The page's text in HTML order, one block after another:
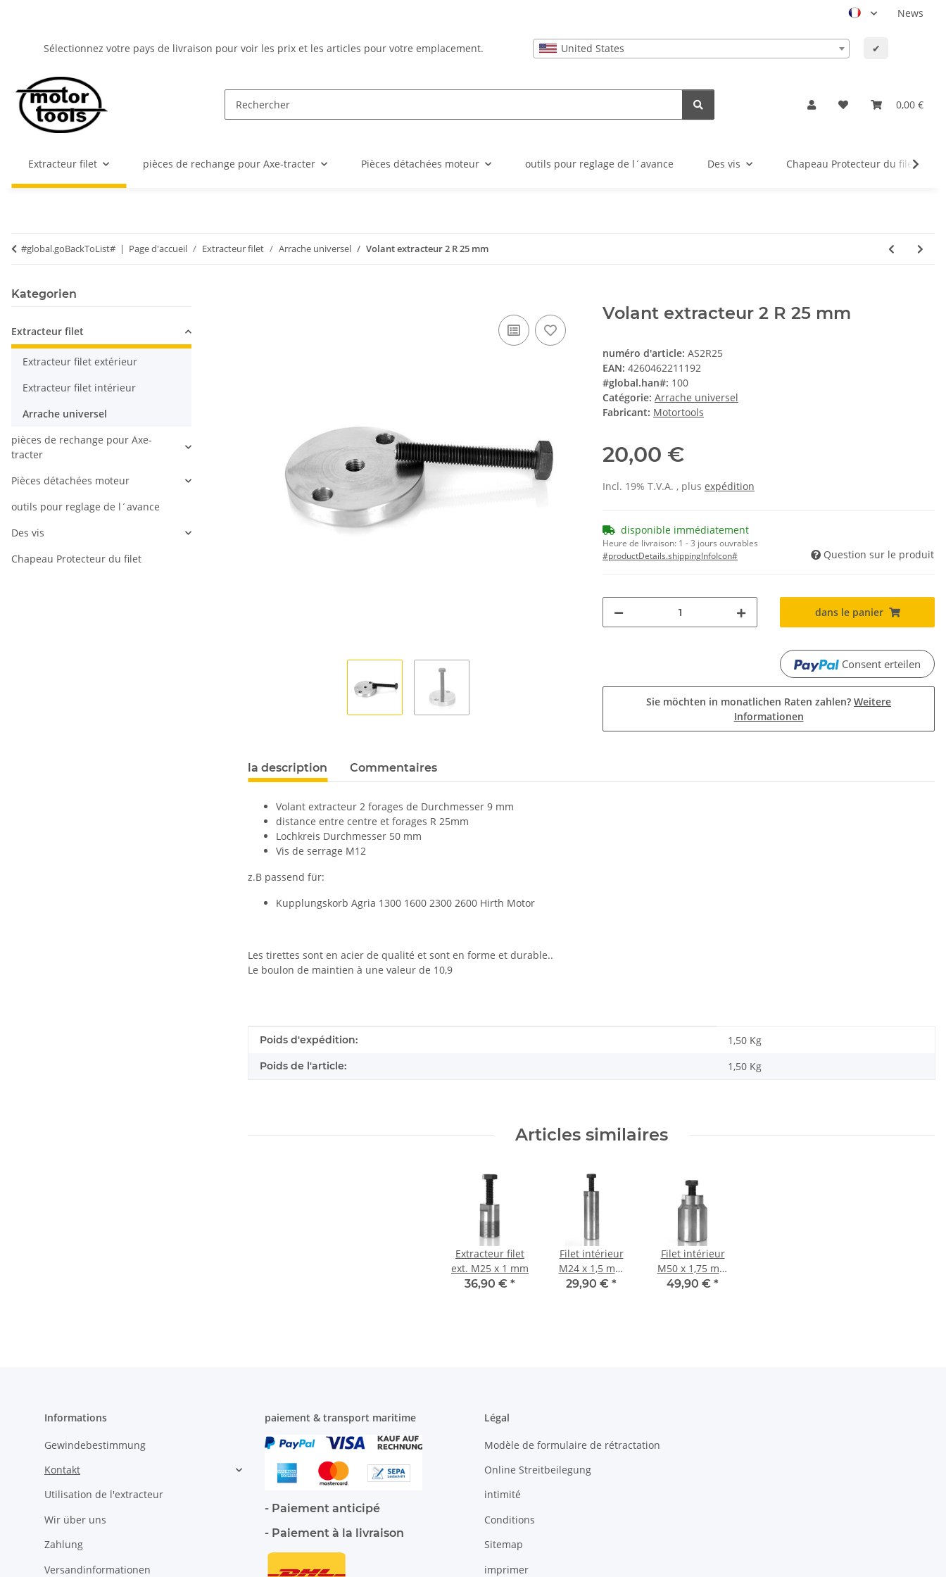
News
Sélectionnez votre pays de livraison pour voir les prix et les articles pour votre emplacement. United States ✔
0,00 €
Extracteur filet pièces de rechange pour Axe-tracter Pièces détachées moteur outils pour reglage de l´avance Des vis Chapeau Protecteur du filet
#global.goBackToList# Page d'accueil Extracteur filet Arrache universel Volant extracteur 2 R 25 mm
Volant extracteur 2 R 25 mm
numéro d'article: AS2R25
EAN: 4260462211192
#global.han#: 100
Catégorie: Arrache universel
Fabricant: Motortools
20,00 €
Incl. 19% T.V.A. , plus expédition
disponible immédiatement
Heure de livraison: 1 - 3 jours ouvrables
#productDetails.shippingInfoIcon#
Question sur le produit
dans le panier
Consent erteilen
Sie möchten in monatlichen Raten zahlen? Weitere
Informationen
la description Commentaires
Volant extracteur 2 forages de Durchmesser 9 mm
distance entre centre et forages R 25mm
Lochkreis Durchmesser 50 mm
Vis de serrage M12
z.B passend für:
Kupplungskorb Agria 1300 1600 2300 2600 Hirth Motor
Les tirettes sont en acier de qualité et sont en forme et durable..
Le boulon de maintien à une valeur de 10,9
#productDetails.itemInformation#
#productDetails.itemValue#
Poids d'expédition: 1,50 Kg
Poids de l'article: 1,50 Kg
Articles similaires
Extracteur filet
ext. M25 x 1 mm
36,90 € *
Filet intérieur
M24 x 1,5 mm
profond
29,90 € *
Filet intérieur
M50 x 1,75 mm
profond
49,90 € *
Kategorien
Extracteur filet
Extracteur filet extérieur
Extracteur filet intérieur
Arrache universel
pièces de rechange pour Axe-
tracter
Pièces détachées moteur
outils pour reglage de l´avance
Des vis
Chapeau Protecteur du filet
Informations
Gewindebestimmung
Kontakt
Utilisation de l'extracteur
Wir über uns
Zahlung
Versandinformationen
paiement & transport maritime
- Paiement anticipé
- Paiement à la livraison
Légal
Modèle de formulaire de rétractation
Online Streitbeilegung
intimité
Conditions
Sitemap
imprimer